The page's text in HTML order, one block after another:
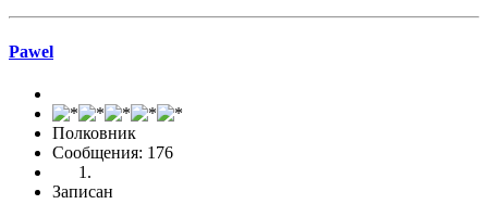
Pawel
Полковник
Сообщения: 176
Записан